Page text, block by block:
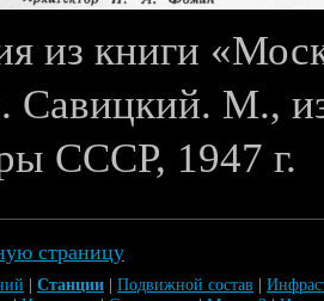
из книги
М.,
СССР, 1947 г.
страницу
Станции Подвижной состав